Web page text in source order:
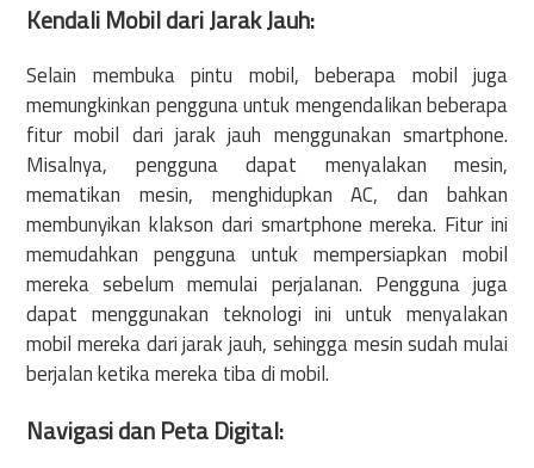
Kendali Mobil dari Jarak Jauh:
Selain membuka pintu mobil, beberapa mobil juga
memungkinkan pengguna untuk mengendalikan beberapa
fitur mobil dari jarak jauh menggunakan smartphone.
Misalnya, pengguna dapat menyalakan mesin,
mematikan mesin, menghidupkan AC, dan bahkan
membunyikan klakson dari smartphone mereka. Fitur ini
memudahkan pengguna untuk mempersiapkan mobil
mereka sebelum memulai perjalanan. Pengguna juga
dapat menggunakan teknologi ini untuk menyalakan
mobil mereka dari jarak jauh, sehingga mesin sudah mulai
berjalan ketika mereka tiba di mobil.
Navigasi dan Peta Digital: